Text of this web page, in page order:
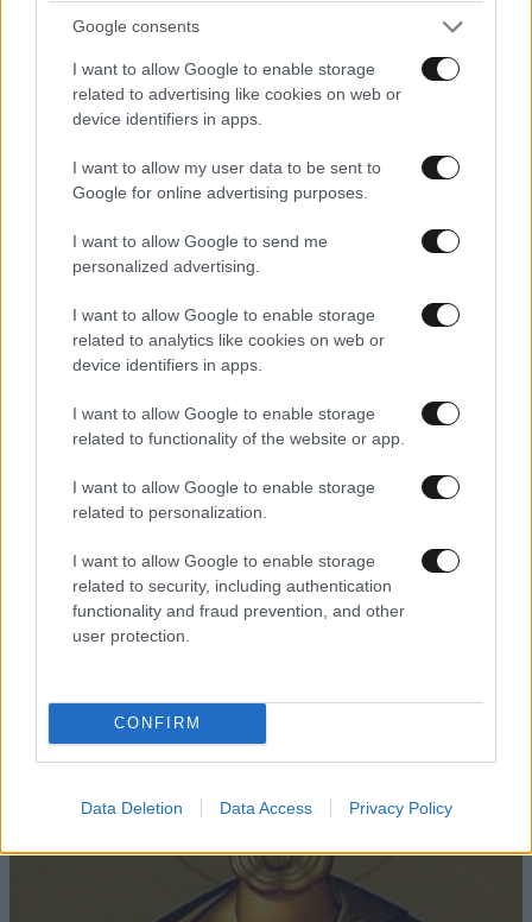
Google consents
I want to allow Google to enable storage
related to advertising like cookies on web or
device identifiers in apps.
I want to allow my user data to be sent to
Google for online advertising purposes.
I want to allow Google to send me
personalized advertising.
I want to allow Google to enable storage
related to analytics like cookies on web or
device identifiers in apps.
I want to allow Google to enable storage
related to functionality of the website or app.
I want to allow Google to enable storage
related to personalization.
I want to allow Google to enable storage
related to security, including authentication
functionality and fraud prevention, and other
user protection.
CONFIRM
Data Deletion Data Access Privacy Policy
LIFESTYLE08·08·2026 21:36
Μαρία Εκμεκτσίογλου: «17 λευκά τριαντάφυλλα
για έναν χρόνο» από τον σύζυγό της στην
Κωνσταντινούπολη